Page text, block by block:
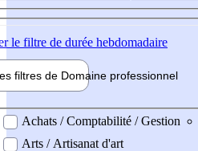
le filtre de durée hebdomadaire
filtres de Domaine professionnel
professionel
Achats / Comptabilité / Gestion
Arts / Artisanat d'art